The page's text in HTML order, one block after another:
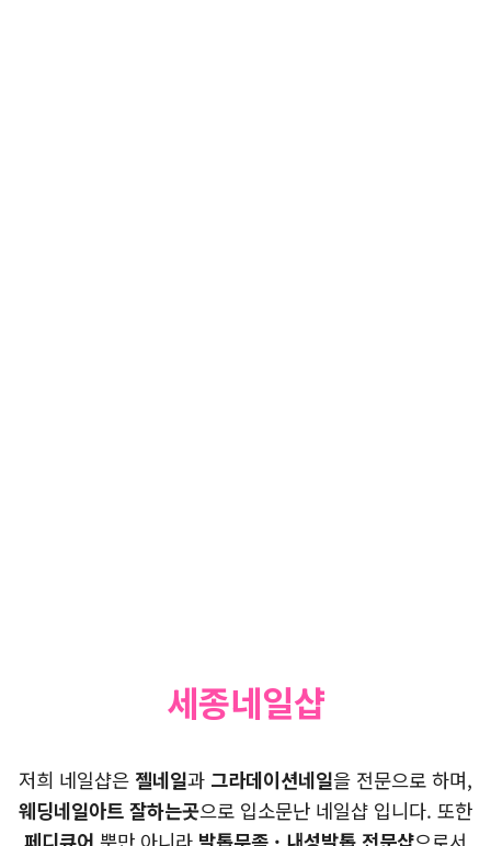
세종네일샵
저희 네일샵은 젤네일과 그라데이션네일을 전문으로 하며,
웨딩네일아트 잘하는곳으로 입소문난 네일샵 입니다. 또한